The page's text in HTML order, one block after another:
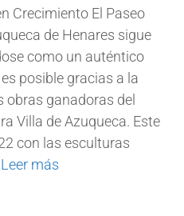
Crecimiento El Paseo
de Henares sigue
como un auténtico
posible gracias a la
obras ganadoras del
Villa de Azuqueca. Este
con las esculturas
Leer más